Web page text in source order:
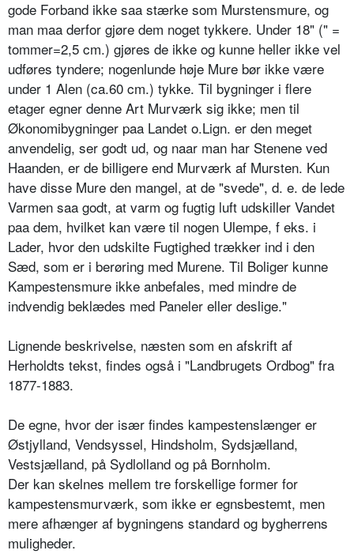
gode Forband ikke saa stærke som Murstensmure, og
man maa derfor gjøre dem noget tykkere. Under 18" (" =
tommer=2,5 cm.) gjøres de ikke og kunne heller ikke vel
udføres tyndere; nogenlunde høje Mure bør ikke være
under 1 Alen (ca.60 cm.) tykke. Til bygninger i flere
etager egner denne Art Murværk sig ikke; men til
Økonomibygninger paa Landet o.Lign. er den meget
anvendelig, ser godt ud, og naar man har Stenene ved
Haanden, er de billigere end Murværk af Mursten. Kun
have disse Mure den mangel, at de "svede", d. e. de lede
Varmen saa godt, at varm og fugtig luft udskiller Vandet
paa dem, hvilket kan være til nogen Ulempe, f eks. i
Lader, hvor den udskilte Fugtighed trækker ind i den
Sæd, som er i berøring med Murene. Til Boliger kunne
Kampestensmure ikke anbefales, med mindre de
indvendig beklædes med Paneler eller deslige."
Lignende beskrivelse, næsten som en afskrift af
Herholdts tekst, findes også i "Landbrugets Ordbog" fra
1877-1883.
De egne, hvor der især findes kampestenslænger er
Østjylland, Vendsyssel, Hindsholm, Sydsjælland,
Vestsjælland, på Sydlolland og på Bornholm.
Der kan skelnes mellem tre forskellige former for
kampestensmurværk, som ikke er egnsbestemt, men
mere afhænger af bygningens standard og bygherrens
muligheder.